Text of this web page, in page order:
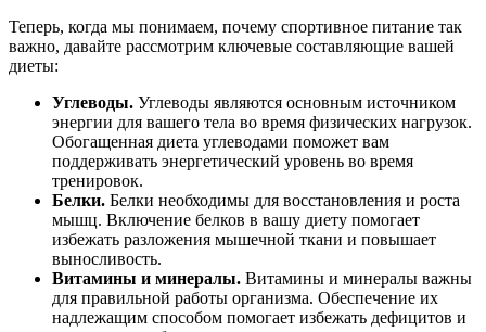
Теперь, когда мы понимаем, почему спортивное питание так
важно, давайте рассмотрим ключевые составляющие вашей
диеты:
Углеводы. Углеводы являются основным источником
энергии для вашего тела во время физических нагрузок.
Обогащенная диета углеводами поможет вам
поддерживать энергетический уровень во время
тренировок.
Белки. Белки необходимы для восстановления и роста
мышц. Включение белков в вашу диету помогает
избежать разложения мышечной ткани и повышает
выносливость.
Витамины и минералы. Витамины и минералы важны
для правильной работы организма. Обеспечение их
надлежащим способом помогает избежать дефицитов и